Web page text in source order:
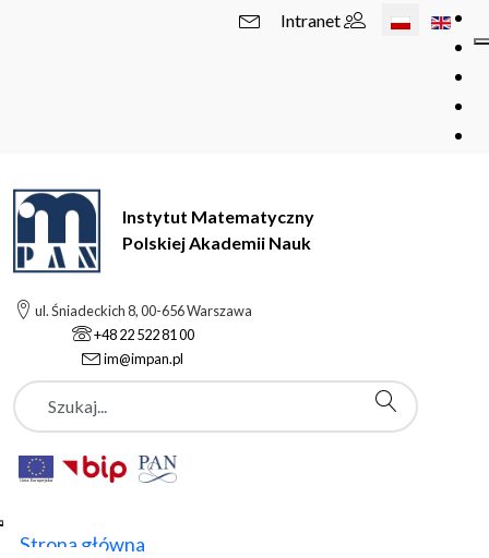
Wybierz swój
Intranet
Instytut Matematyczny
Polskiej Akademii Nauk
ul. Śniadeckich 8, 00-656 Warszawa
+48 22 522 81 00
im@impan.pl
Szukaj
Strona główna